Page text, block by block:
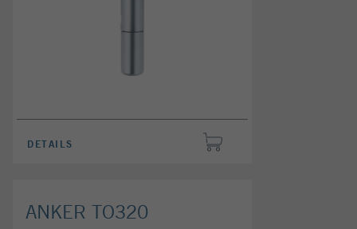
DETAILS
ANKER TO320